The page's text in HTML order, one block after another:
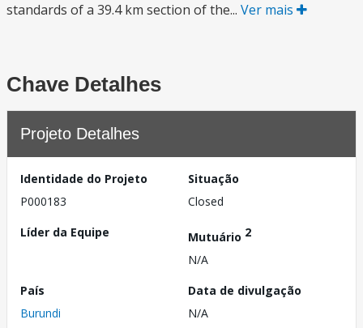
standards of a 39.4 km section of the... Ver mais
Chave Detalhes
Projeto Detalhes
Identidade do Projeto
P000183
Situação
Closed
Líder da Equipe
Mutuário 2
N/A
País
Burundi
Data de divulgação
N/A